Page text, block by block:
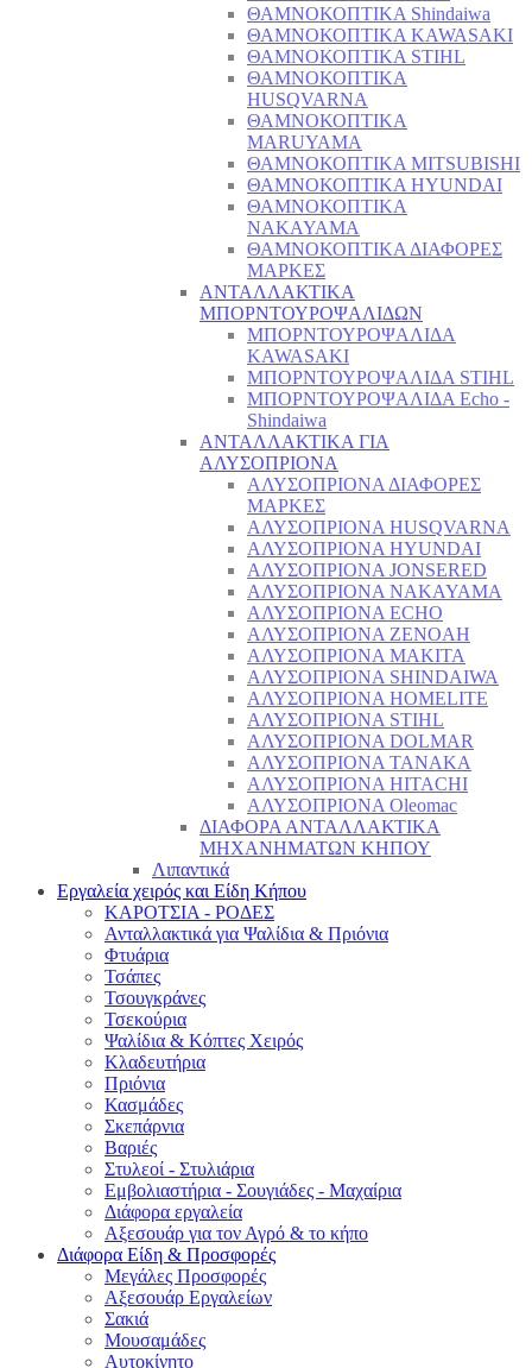
ΘΑΜΝΟΚΟΠΤΙΚΑ Shindaiwa
ΘΑΜΝΟΚΟΠΤΙΚΑ KAWASAKI
ΘΑΜΝΟΚΟΠΤΙΚΑ STIHL
ΘΑΜΝΟΚΟΠΤΙΚΑ
HUSQVARNA
ΘΑΜΝΟΚΟΠΤΙΚΑ
MARUYAMA
ΘΑΜΝΟΚΟΠΤΙΚΑ MITSUBISHI
ΘΑΜΝΟΚΟΠΤΙΚΑ HYUNDAI
ΘΑΜΝΟΚΟΠΤΙΚΑ
NAKAYAMA
ΘΑΜΝΟΚΟΠΤΙΚΑ ΔΙΑΦΟΡΕΣ
ΜΑΡΚΕΣ
ΑΝΤΑΛΛΑΚΤΙΚΑ
ΜΠΟΡΝΤΟΥΡΟΨΑΛΙΔΩΝ
ΜΠΟΡΝΤΟΥΡΟΨΑΛΙΔΑ
KAWASAKI
ΜΠΟΡΝΤΟΥΡΟΨΑΛΙΔΑ STIHL
ΜΠΟΡΝΤΟΥΡΟΨΑΛΙΔΑ Echo -
Shindaiwa
ΑΝΤΑΛΛΑΚΤΙΚΑ ΓΙΑ
ΑΛΥΣΟΠΡΙΟΝΑ
ΑΛΥΣΟΠΡΙΟΝΑ ΔΙΑΦΟΡΕΣ
ΜΑΡΚΕΣ
ΑΛΥΣΟΠΡΙΟΝΑ HUSQVARNA
ΑΛΥΣΟΠΡΙΟΝΑ HYUNDAI
ΑΛΥΣΟΠΡΙΟΝΑ JONSERED
ΑΛΥΣΟΠΡΙΟΝΑ NAKAYAMA
ΑΛΥΣΟΠΡΙΟΝΑ ECHO
ΑΛΥΣΟΠΡΙΟΝΑ ZENOAH
ΑΛΥΣΟΠΡΙΟΝΑ MAKITA
ΑΛΥΣΟΠΡΙΟΝΑ SHINDAIWA
ΑΛΥΣΟΠΡΙΟΝΑ HOMELITE
ΑΛΥΣΟΠΡΙΟΝΑ STIHL
ΑΛΥΣΟΠΡΙΟΝΑ DOLMAR
ΑΛΥΣΟΠΡΙΟΝΑ TANAKA
ΑΛΥΣΟΠΡΙΟΝΑ HITACHI
ΑΛΥΣΟΠΡΙΟΝΑ Oleomac
ΔΙΑΦΟΡΑ ΑΝΤΑΛΛΑΚΤΙΚΑ
ΜΗΧΑΝΗΜΑΤΩΝ ΚΗΠΟΥ
Λιπαντικά
Εργαλεία χειρός και Είδη Κήπου
ΚΑΡΟΤΣΙΑ - ΡΟΔΕΣ
Ανταλλακτικά για Ψαλίδια & Πριόνια
Φτυάρια
Τσάπες
Τσουγκράνες
Τσεκούρια
Ψαλίδια & Κόπτες Χειρός
Κλαδευτήρια
Πριόνια
Κασμάδες
Σκεπάρνια
Βαριές
Στυλεοί - Στυλιάρια
Εμβολιαστήρια - Σουγιάδες - Μαχαίρια
Διάφορα εργαλεία
Αξεσουάρ για τον Αγρό & το κήπο
Διάφορα Είδη & Προσφορές
Μεγάλες Προσφορές
Αξεσουάρ Εργαλείων
Σακιά
Μουσαμάδες
Αυτοκίνητο